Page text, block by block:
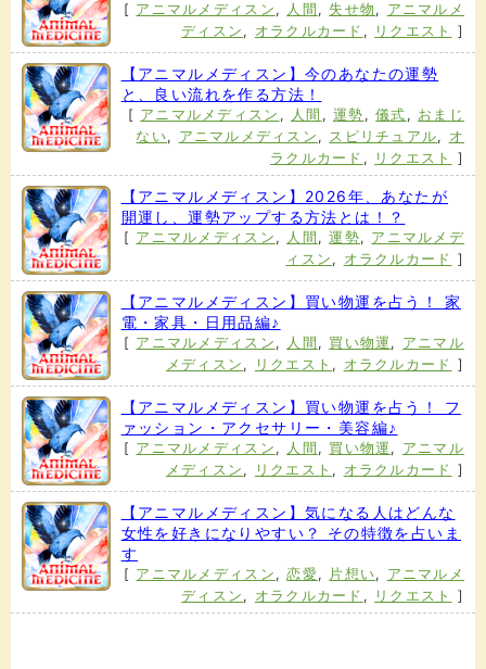
[ アニマルメディスン , 人間 , 失せ物 , アニマルメ
ディスン , オラクルカード , リクエスト ]
【アニマルメディスン】今のあなたの運勢
と、良い流れを作る方法！
[ アニマルメディスン , 人間 ,運勢 ,儀式 , おまじ
ない, アニマルメディスン , スピリチュアル, オ
ラクルカード , リクエスト ]
【アニマルメディスン】2026年、あなたが
開運し、運勢アップする方法とは！？
[ アニマルメディスン , 人間 ,運勢, アニマルメデ
ィスン , オラクルカード ]
【アニマルメディスン】買い物運を占う！ 家
電・家具・日用品編♪
[ アニマルメディスン , 人間 , 買い物運 , アニマル
メディスン , リクエスト , オラクルカード ]
【アニマルメディスン】買い物運を占う！ フ
ァッション・アクセサリー・美容編♪
[ アニマルメディスン , 人間 , 買い物運 , アニマル
メディスン , リクエスト , オラクルカード ]
【アニマルメディスン】気になる人はどんな
女性を好きになりやすい？ その特徴を占いま
す
[ アニマルメディスン ,恋愛, 片想い, アニマルメ
ディスン , オラクルカード , リクエスト ]